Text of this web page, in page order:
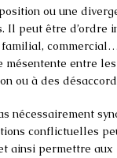
ou une
Il peut être
mésentente entre
ou à des
nécessairement
conflictuelles
ainsi permettre